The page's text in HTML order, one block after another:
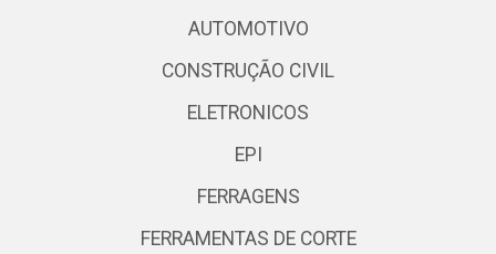
AUTOMOTIVO
CONSTRUÇÃO CIVIL
ELETRONICOS
EPI
FERRAGENS
FERRAMENTAS DE CORTE